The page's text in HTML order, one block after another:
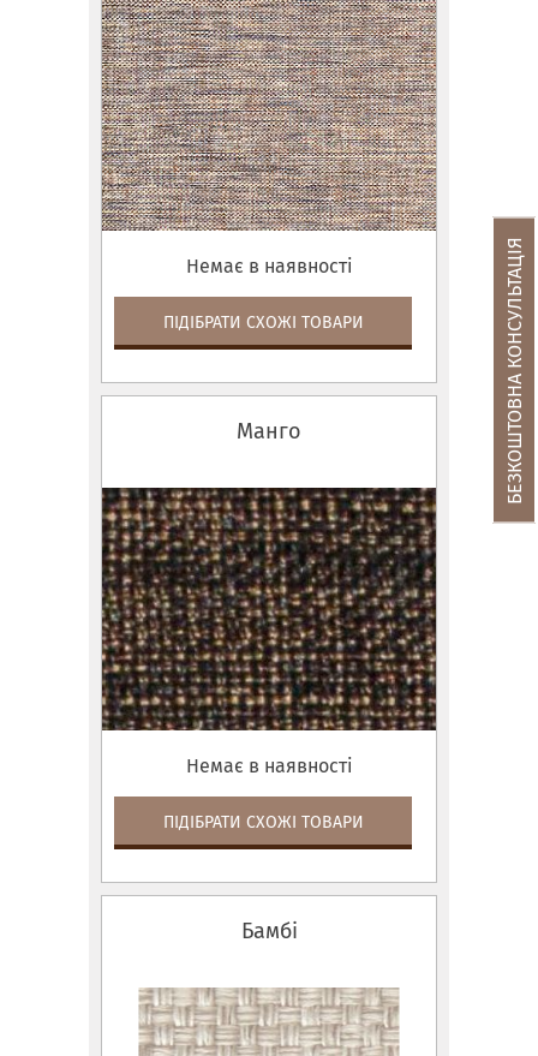
Немає в наявності
ПІДІБРАТИ СХОЖІ ТОВАРИ
Манго
Немає в наявності
ПІДІБРАТИ СХОЖІ ТОВАРИ
Бамбі
БЕЗКОШТОВНА КОНСУЛЬТАЦІЯ